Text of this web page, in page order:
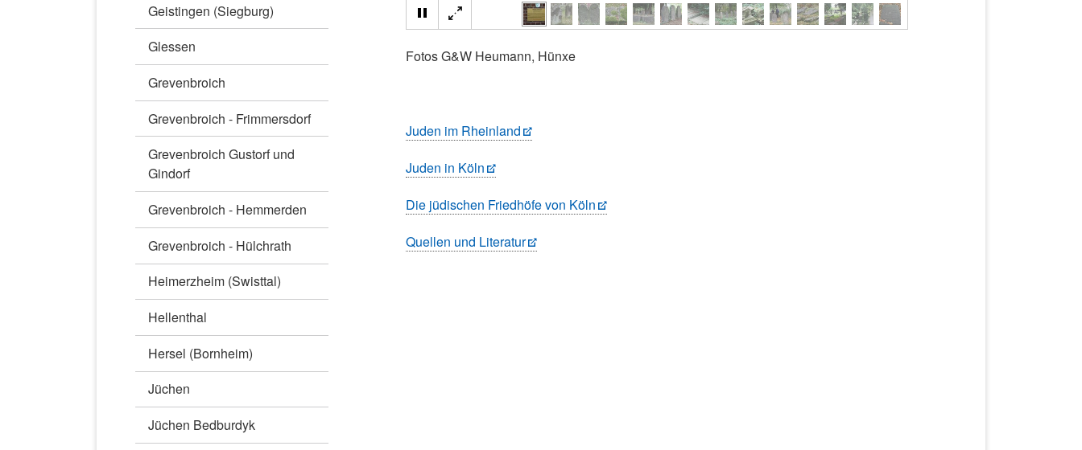
Fotos G&W Heumann, Hünxe
Juden im Rheinland
Juden in Köln
Die jüdischen Friedhöfe von Köln
Quellen und Literatur
Geistingen (Siegburg)
Glessen
Grevenbroich
Grevenbroich - Frimmersdorf
Grevenbroich Gustorf und
Gindorf
Grevenbroich - Hemmerden
Grevenbroich - Hülchrath
Heimerzheim (Swisttal)
Hellenthal
Hersel (Bornheim)
Jüchen
Jüchen Bedburdyk